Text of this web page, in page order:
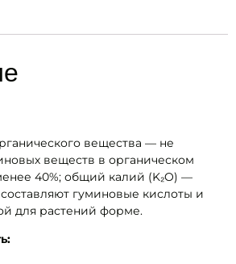
вещества — не
веществ в органическом
40%; общий калий (K₂O) —
гуминовые кислоты и
для растений форме.